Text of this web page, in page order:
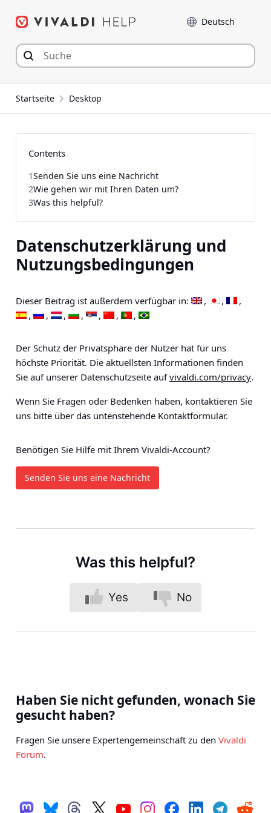
Inhalt
Sprache
Startseite Desktop
Datenschutzerklärung und
Nutzungsbedingungen
Dieser Beitrag ist außerdem verfügbar in:
Der Schutz der Privatsphäre der Nutzer hat für uns
höchste Priorität. Die aktuellsten Informationen finden
Sie auf unserer Datenschutzseite aufvivaldi.com/privacy.
Wenn Sie Fragen oder Bedenken haben, kontaktieren Sie
uns bitte über das untenstehende Kontaktformular.
Benötigen Sie Hilfe mit Ihrem Vivaldi-Account?
Senden Sie uns eine Nachricht
Was this helpful?
Yes No
Contents
1Senden Sie uns eine Nachricht
2Wie gehen wir mit Ihren Daten um?
3Was this helpful?
Haben Sie nicht gefunden, wonach Sie
gesucht haben?
Fragen Sie unsere Expertengemeinschaft zu den Vivaldi
Forum.